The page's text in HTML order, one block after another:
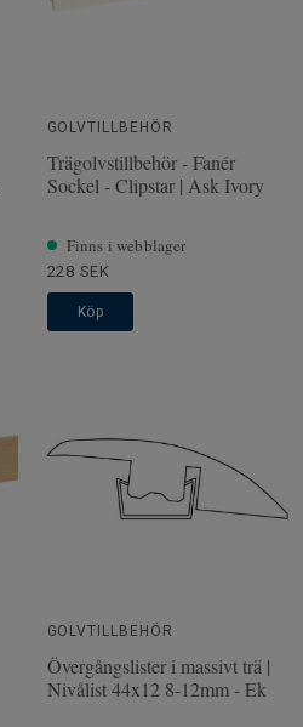
GOLVTILLBEHÖR
Trägolvstillbehör - Fanér
Sockel - Clipstar | Ask Ivory
Finns i webblager
228 SEK
Köp
GOLVTILLBEHÖR
Övergångslister i massivt trä |
Nivålist 44x12 8-12mm - Ek